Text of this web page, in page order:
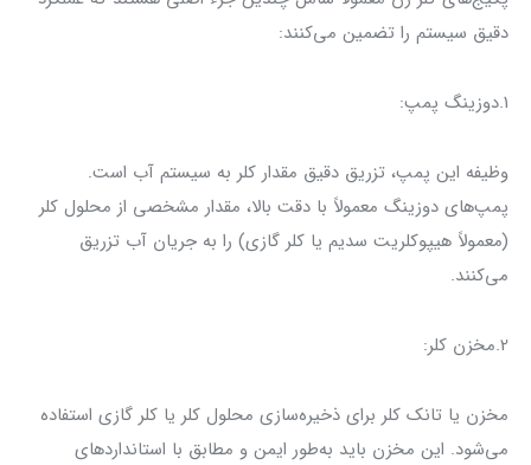
دقیق سیستم را تضمین می‌کنند:
1.دوزینگ پمپ:
وظیفه این پمپ، تزریق دقیق مقدار کلر به سیستم آب است.
پمپ‌های دوزینگ معمولاً با دقت بالا، مقدار مشخصی از محلول کلر
(معمولاً هیپوکلریت سدیم یا کلر گازی) را به جریان آب تزریق
می‌کنند.
2.مخزن کلر:
مخزن یا تانک کلر برای ذخیره‌سازی محلول کلر یا کلر گازی استفاده
می‌شود. این مخزن باید به‌طور ایمن و مطابق با استانداردهای